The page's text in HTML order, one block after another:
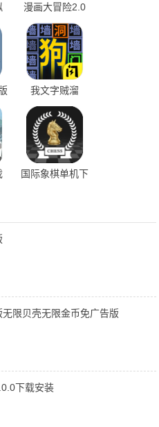
漫画大冒险2.0
下载手机版
我文字贼溜
国际象棋单机下
限贝壳无限金币免广告版
下载安装